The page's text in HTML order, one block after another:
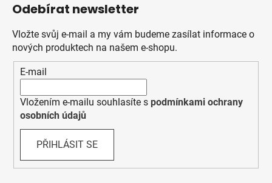
Odebírat newsletter
Vložte svůj e-mail a my vám budeme zasílat informace o
nových produktech na našem e-shopu.
E-mail
Vložením e-mailu souhlasíte s podmínkami ochrany
osobních údajů
PŘIHLÁSIT SE